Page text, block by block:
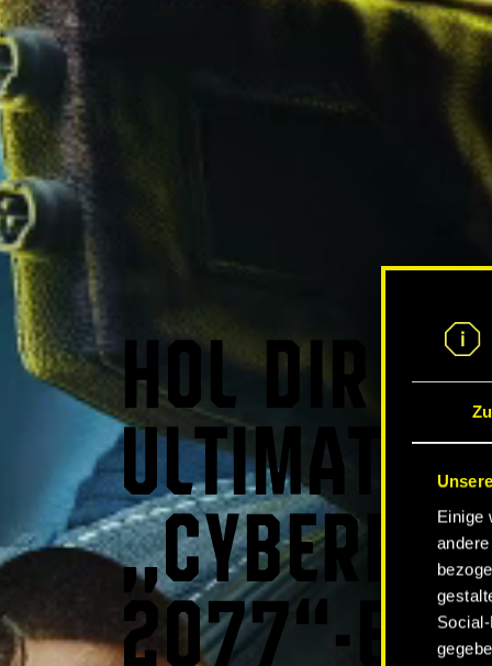
Einige
HOL DIR
ULTIMATIVE
2077“-